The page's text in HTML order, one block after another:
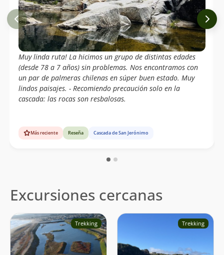
Muy linda ruta! La hicimos un grupo de distintas edades
(desde 78 a 7 años) sin problemas. Nos encontramos con
un par de palmeras chilenas en súper buen estado. Muy
lindos paisajes. - Recomiendo precaución solo en la
cascada: las rocas son resbalosas.
Más reciente Reseña Cascada de San Jerónimo
Excursiones cercanas
Trekking Trekking